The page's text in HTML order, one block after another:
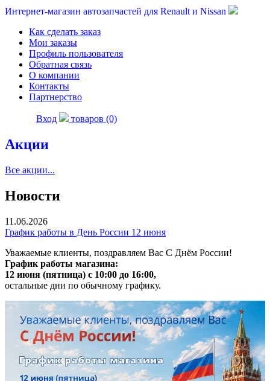
Интернет-магазин автозапчастей для Renault и Nissan
Как сделать заказ
Мои заказы
Профиль пользователя
Обратная связь
О компании
Контакты
Партнерство
Вход товаров (0)
Акции
Все акции...
Новости
11.06.2026
График работы в День России 12 июня
Уважаемые клиенты, поздравляем Вас С Днём России!
График работы магазина:
12 июня (пятница) с 10:00 до 16:00,
остальные дни по обычному графику.